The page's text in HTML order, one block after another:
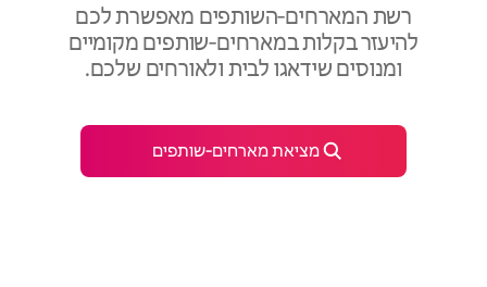
רשת המארחים‑השותפים מאפשרת לכם
להיעזר בקלות במארחים‑שותפים מקומיים
ומנוסים שידאגו לבית ולאורחים שלכם.
מציאת מארחים‑שותפים